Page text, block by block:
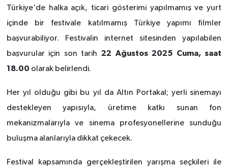
Türkiye'de halka açık, ticari gösterimi yapılmamış ve yurt
içinde bir festivale katılmamış Türkiye yapımı filmler
başvurabiliyor. Festivalin internet sitesinden yapılabilen
başvurular için son tarih 22 Ağustos 2025 Cuma, saat
18.00 olarak belirlendi.
Her yıl olduğu gibi bu yıl da Altın Portakal; yerli sinemayı
destekleyen yapısıyla, üretime katkı sunan fon
mekanizmalarıyla ve sinema profesyonellerine sunduğu
buluşma alanlarıyla dikkat çekecek.
Festival kapsamında gerçekleştirilen yarışma seçkileri ile